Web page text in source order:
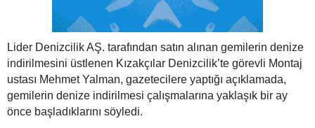
Lider Denizcilik AŞ. tarafından satın alınan gemilerin denize
indirilmesini üstlenen Kızakçılar Denizcilik’te görevli Montaj
ustası Mehmet Yalman, gazetecilere yaptığı açıklamada,
gemilerin denize indirilmesi çalışmalarına yaklaşık bir ay
önce başladıklarını söyledi.